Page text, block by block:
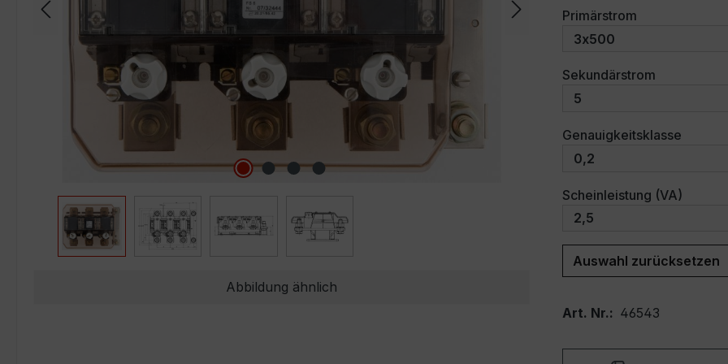
Abbildung ähnlich
Primärstrom
Sekundärstrom
Genauigkeitsklasse
Scheinleistung (VA)
Auswahl zurücksetzen
Art. Nr.: 46543